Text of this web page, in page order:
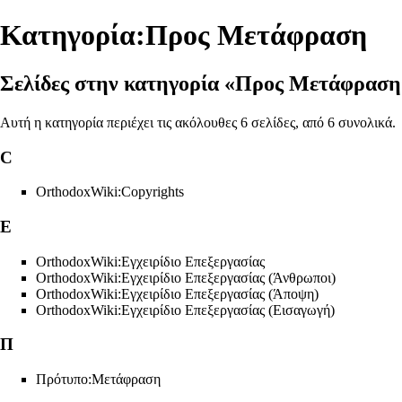
Κατηγορία:Προς Μετάφραση
Σελίδες στην κατηγορία «Προς
Αυτή η κατηγορία περιέχει τις ακόλουθες 6 σελίδες, από 6 συνολικά.
C
OrthodoxWiki:Copyrights
Ε
OrthodoxWiki:Εγχειρίδιο Επεξεργασίας
OrthodoxWiki:Εγχειρίδιο Επεξεργασίας (Άνθρωποι)
OrthodoxWiki:Εγχειρίδιο Επεξεργασίας (Άποψη)
OrthodoxWiki:Εγχειρίδιο Επεξεργασίας (Εισαγωγή)
Π
Πρότυπο:Μετάφραση